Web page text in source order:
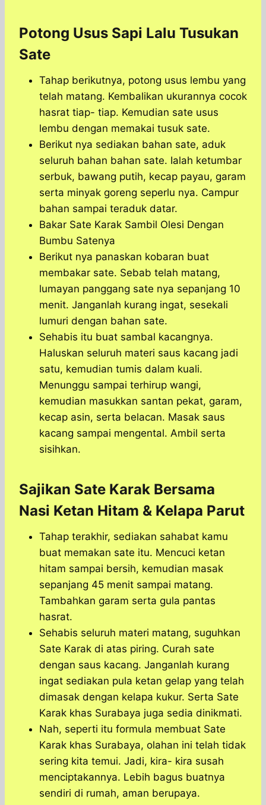
Potong Usus Sapi Lalu Tusukan
Sate
Tahap berikutnya, potong usus lembu yang
telah matang. Kembalikan ukurannya cocok
hasrat tiap- tiap. Kemudian sate usus
lembu dengan memakai tusuk sate.
Berikut nya sediakan bahan sate, aduk
seluruh bahan bahan sate. Ialah ketumbar
serbuk, bawang putih, kecap payau, garam
serta minyak goreng seperlu nya. Campur
bahan sampai teraduk datar.
Bakar Sate Karak Sambil Olesi Dengan
Bumbu Satenya
Berikut nya panaskan kobaran buat
membakar sate. Sebab telah matang,
lumayan panggang sate nya sepanjang 10
menit. Janganlah kurang ingat, sesekali
lumuri dengan bahan sate.
Sehabis itu buat sambal kacangnya.
Haluskan seluruh materi saus kacang jadi
satu, kemudian tumis dalam kuali.
Menunggu sampai terhirup wangi,
kemudian masukkan santan pekat, garam,
kecap asin, serta belacan. Masak saus
kacang sampai mengental. Ambil serta
sisihkan.
Sajikan Sate Karak Bersama
Nasi Ketan Hitam & Kelapa Parut
Tahap terakhir, sediakan sahabat kamu
buat memakan sate itu. Mencuci ketan
hitam sampai bersih, kemudian masak
sepanjang 45 menit sampai matang.
Tambahkan garam serta gula pantas
hasrat.
Sehabis seluruh materi matang, suguhkan
Sate Karak di atas piring. Curah sate
dengan saus kacang. Janganlah kurang
ingat sediakan pula ketan gelap yang telah
dimasak dengan kelapa kukur. Serta Sate
Karak khas Surabaya juga sedia dinikmati.
Nah, seperti itu formula membuat Sate
Karak khas Surabaya, olahan ini telah tidak
sering kita temui. Jadi, kira- kira susah
menciptakannya. Lebih bagus buatnya
sendiri di rumah, aman berupaya.